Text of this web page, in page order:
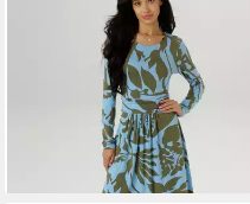
Jerseykleid mit gerafften
Taillenbund
ab 14,59 € UVP49,99 €